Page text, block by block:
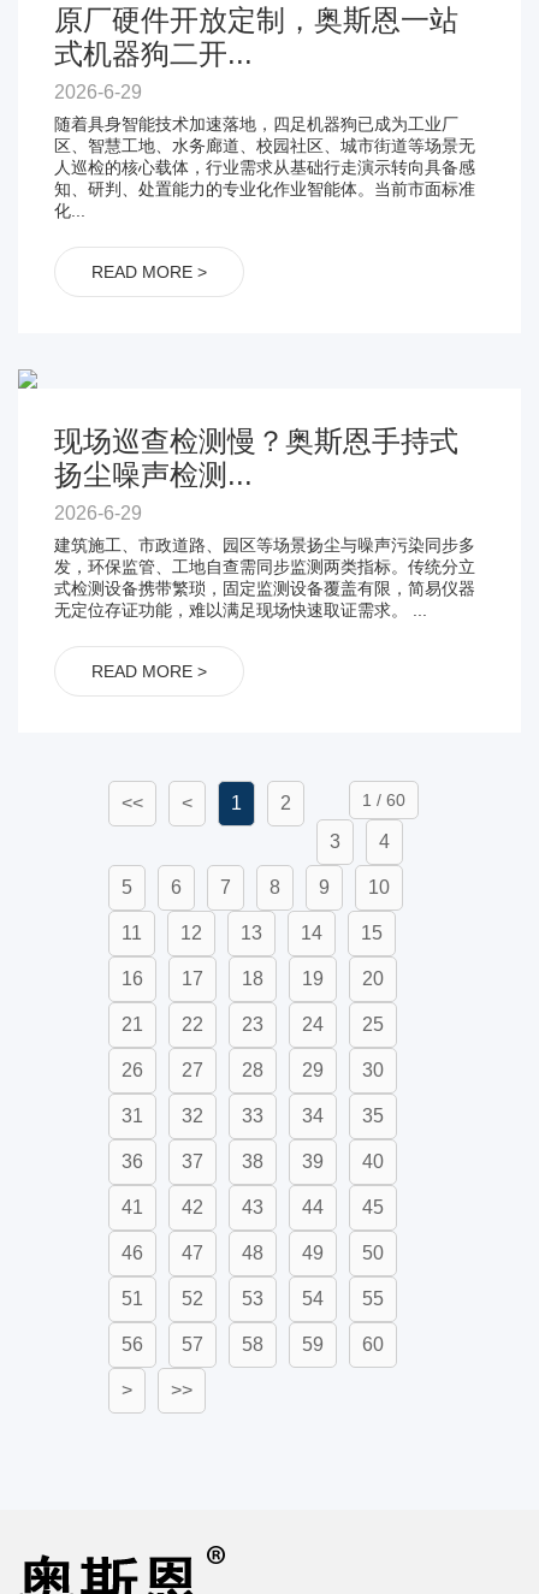
原厂硬件开放定制，奥斯恩一站
式机器狗二开...
2026-6-29
随着具身智能技术加速落地，四足机器狗已成为工业厂
区、智慧工地、水务廊道、校园社区、城市街道等场景无
人巡检的核心载体，行业需求从基础行走演示转向具备感
知、研判、处置能力的专业化作业智能体。当前市面标准
化...
READ MORE >
现场巡查检测慢？奥斯恩手持式
扬尘噪声检测...
2026-6-29
建筑施工、市政道路、园区等场景扬尘与噪声污染同步多
发，环保监管、工地自查需同步监测两类指标。传统分立
式检测设备携带繁琐，固定监测设备覆盖有限，简易仪器
无定位存证功能，难以满足现场快速取证需求。 ...
READ MORE >
1 / 60
<< < 1
2
3
4
5 6 7 8 9 10
11 12 13 14 15
16 17 18 19 20
21 22 23 24 25
26 27 28 29 30
31 32 33 34 35
36 37 38 39 40
41 42 43 44 45
46 47 48 49 50
51 52 53 54 55
56 57 58 59 60
> >>